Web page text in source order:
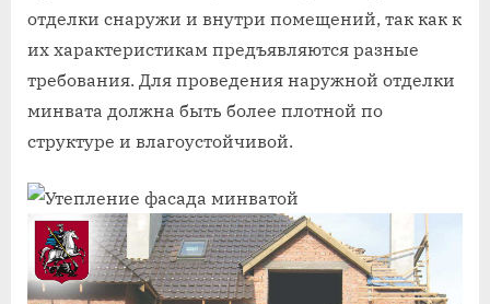
отделки снаружи и внутри помещений, так как к
их характеристикам предъявляются разные
требования. Для проведения наружной отделки
минвата должна быть более плотной по
структуре и влагоустойчивой.